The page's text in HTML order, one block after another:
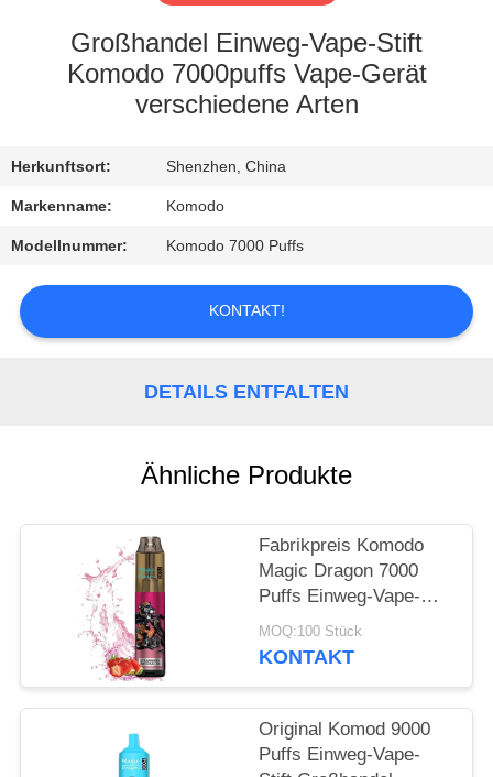
FABRIK
TOUR
NACHRICHTEN
FÄLLE
REFERENZEN
DATENSCHUTZRICHTLINIE
Großhandel Einweg-Vape-Stift
Komodo 7000puffs Vape-Gerät
verschiedene Arten
Herkunftsort: Shenzhen, China
Markenname: Komodo
Modellnummer: Komodo 7000 Puffs
KONTAKT!
DETAILS ENTFALTEN
Ähnliche Produkte
Fabrikpreis Komodo
Magic Dragon 7000
Puffs Einweg-Vape-
Stift
MOQ:100 Stück
KONTAKT
Original Komod 9000
Puffs Einweg-Vape-